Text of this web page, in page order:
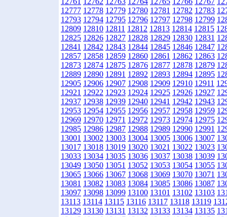
12777 12778 12779 12780 12781 12782 12783
12793 12794 12795 12796 12797 12798 12799
12809 12810 12811 12812 12813 12814 12815
12825 12826 12827 12828 12829 12830 12831
12841 12842 12843 12844 12845 12846 12847
12857 12858 12859 12860 12861 12862 12863
12873 12874 12875 12876 12877 12878 12879
12889 12890 12891 12892 12893 12894 12895
12905 12906 12907 12908 12909 12910 12911
12921 12922 12923 12924 12925 12926 12927
12937 12938 12939 12940 12941 12942 12943
12953 12954 12955 12956 12957 12958 12959
12969 12970 12971 12972 12973 12974 12975
12985 12986 12987 12988 12989 12990 12991
13001 13002 13003 13004 13005 13006 13007
13017 13018 13019 13020 13021 13022 13023
13033 13034 13035 13036 13037 13038 13039
13049 13050 13051 13052 13053 13054 13055
13065 13066 13067 13068 13069 13070 13071
13081 13082 13083 13084 13085 13086 13087
13097 13098 13099 13100 13101 13102 13103
13113 13114 13115 13116 13117 13118 13119
13129 13130 13131 13132 13133 13134 13135